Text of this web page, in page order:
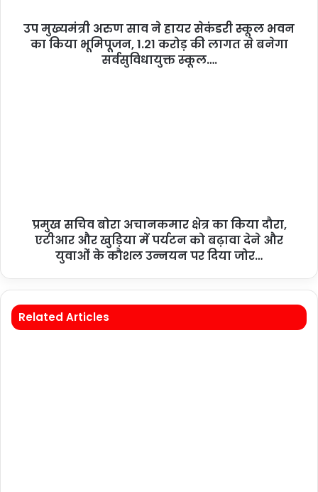
उप मुख्यमंत्री अरुण साव ने हायर सेकंडरी स्कूल भवन
का किया भूमिपूजन, 1.21 करोड़ की लागत से बनेगा
सर्वसुविधायुक्त स्कूल….
प्रमुख सचिव बोरा अचानकमार क्षेत्र का किया दौरा,
एटीआर और खुड़िया में पर्यटन को बढ़ावा देने और
युवाओं के कौशल उन्नयन पर दिया जोर…
Related Articles